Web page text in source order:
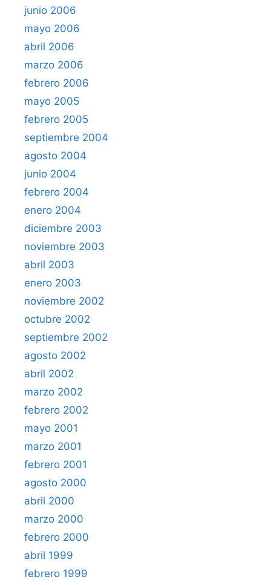
junio 2006
mayo 2006
abril 2006
marzo 2006
febrero 2006
mayo 2005
febrero 2005
septiembre 2004
agosto 2004
junio 2004
febrero 2004
enero 2004
diciembre 2003
noviembre 2003
abril 2003
enero 2003
noviembre 2002
octubre 2002
septiembre 2002
agosto 2002
abril 2002
marzo 2002
febrero 2002
mayo 2001
marzo 2001
febrero 2001
agosto 2000
abril 2000
marzo 2000
febrero 2000
abril 1999
febrero 1999